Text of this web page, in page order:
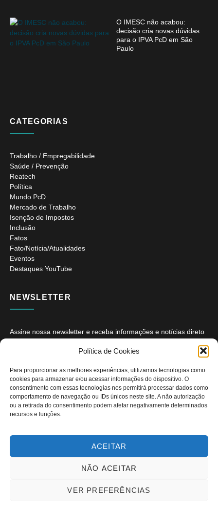
Política de Cookies
Para proporcionar as melhores experiências, utilizamos tecnologias como
cookies para armazenar e/ou acessar informações do dispositivo. O
consentimento com essas tecnologias nos permitirá processar dados como
comportamento de navegação ou IDs únicos neste site. A não autorização
ou a retirada do consentimento podem afetar negativamente determinados
recursos e funções.
ACEITAR
NÃO ACEITAR
VER PREFERÊNCIAS
O IMESC não acabou:
decisão cria novas dúvidas
para o IPVA PcD em São
Paulo
CATEGORIAS
Trabalho / Empregabilidade
Saúde / Prevenção
Reatech
Política
Mundo PcD
Mercado de Trabalho
Isenção de Impostos
Inclusão
Fatos
Fato/Notícia/Atualidades
Eventos
Destaques YouTube
NEWSLETTER
Assine nossa newsletter e receba informações e notícias direto
Copyright © 2026. Diário PcD. Todos os direitos reservados.